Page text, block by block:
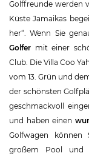
Golffreunde werden
Küste Jamaikas
her“. Wenn Sie
Golfer mit einer
Club. Die Villa Coo
vom 13. Grün und
der schönsten
geschmackvoll
und haben einen
Golfwagen können
großem Pool und